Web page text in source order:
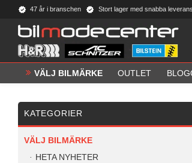
47 år i branschen Stort lager med snabba
VÄLJ BILMÄRKE OUTLET
KATEGORIER
VÄLJ BILMÄRKE
HETA NYHETER